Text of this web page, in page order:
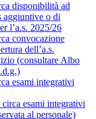
disponibilità ad
aggiuntive o di
l’a.s. 2025/26
convocazione
dell’a.s.
(consultare Albo
esami integrativi
esami integrativi
al personale)